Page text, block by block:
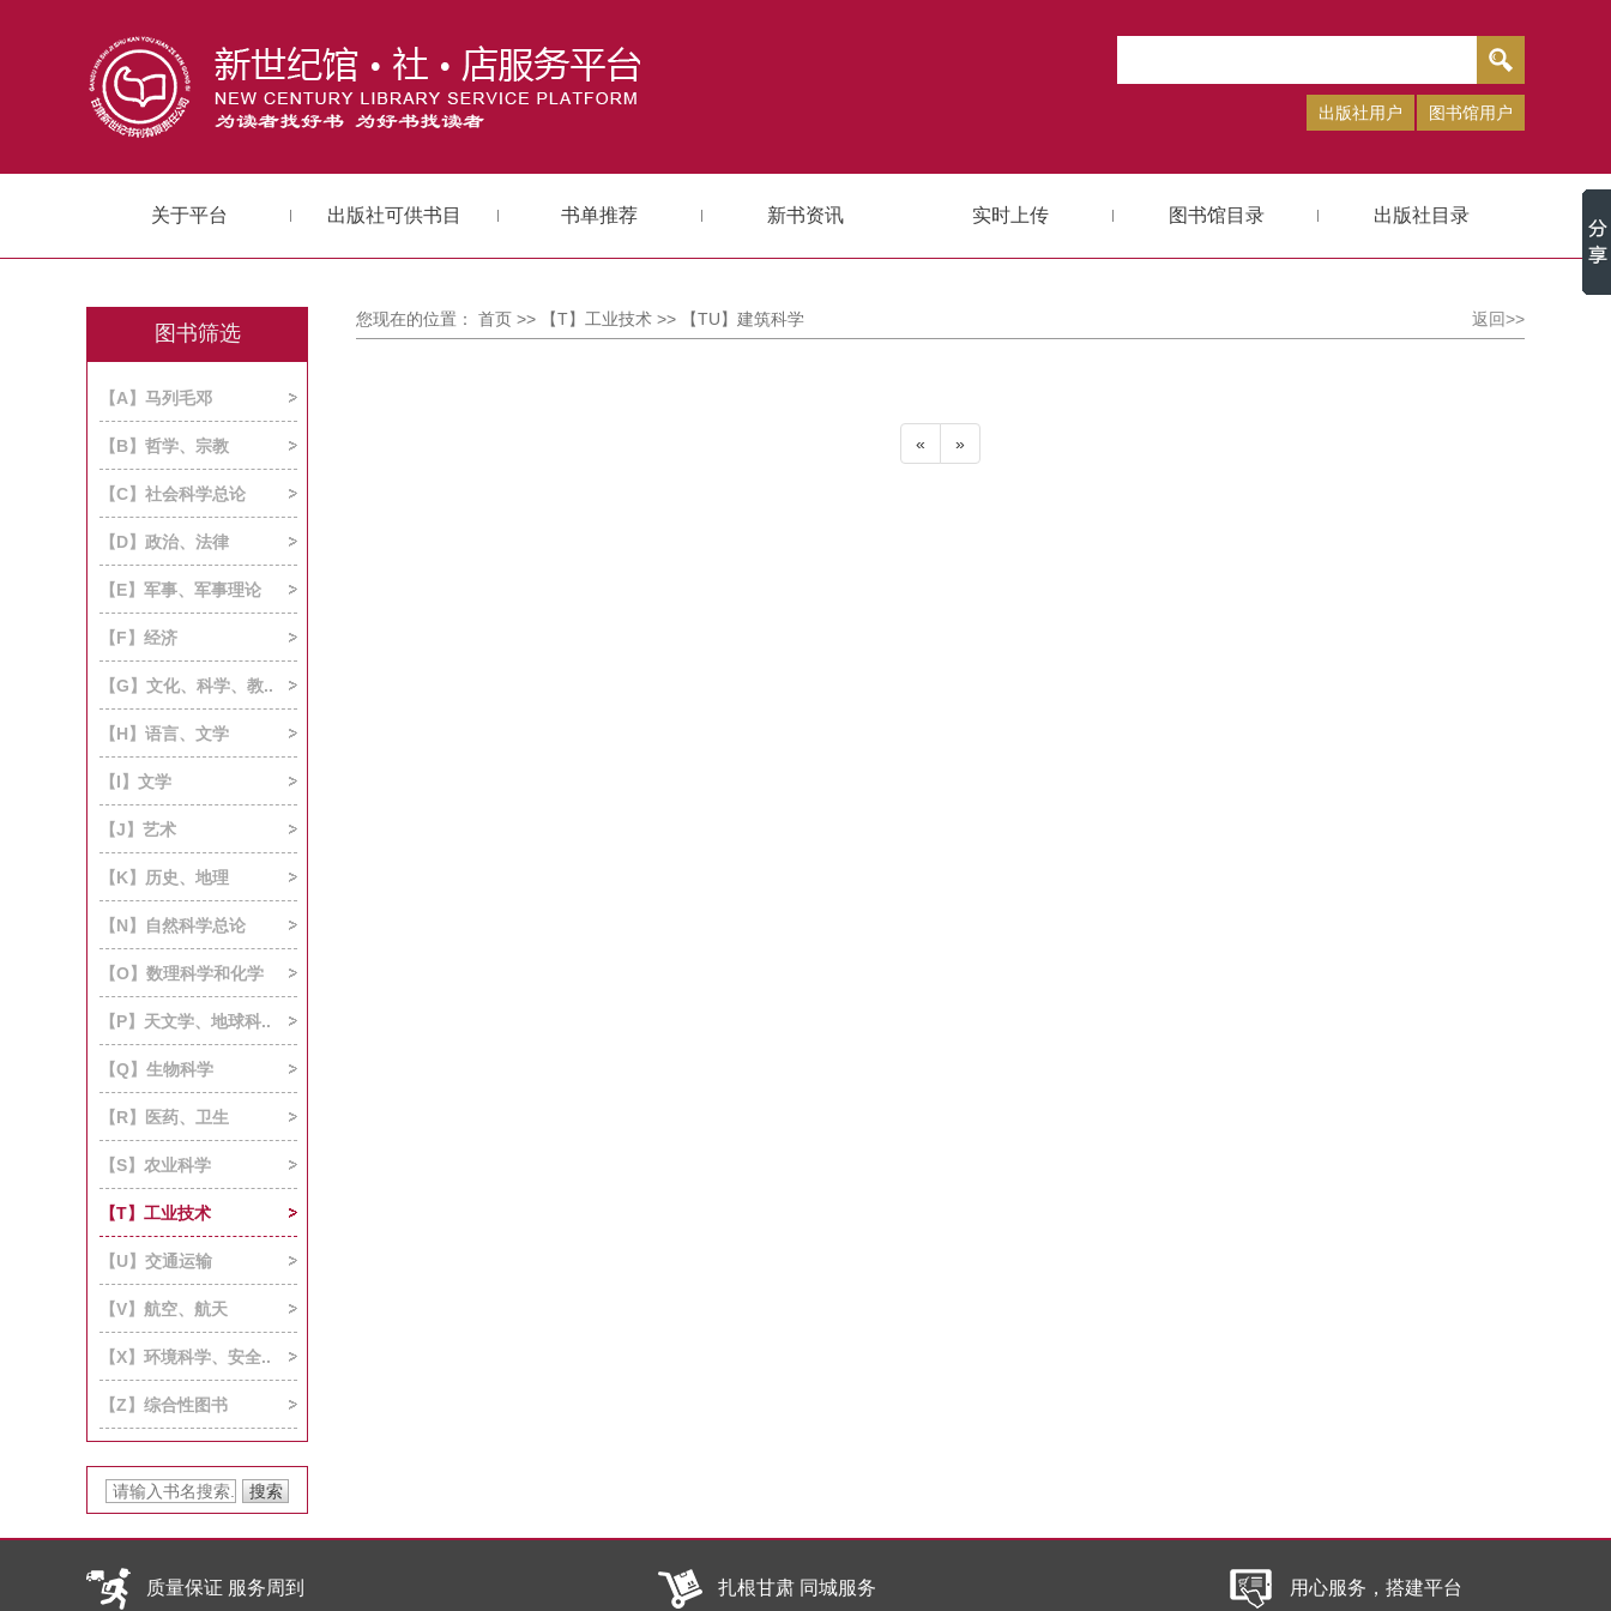
图书馆用户
出版社用户
关于平台 出版社可供书目 书单推荐 新书资讯 实时上传 图书馆目录 出版社目录
图书筛选
【A】马列毛邓
【B】哲学、宗教
【C】社会科学总论
【D】政治、法律
【E】军事、军事理论
【F】经济
【G】文化、科学、教..
【H】语言、文学
【I】文学
【J】艺术
【K】历史、地理
【N】自然科学总论
【O】数理科学和化学
【P】天文学、地球科..
【Q】生物科学
【R】医药、卫生
【S】农业科学
【T】工业技术
【U】交通运输
【V】航空、航天
【X】环境科学、安全..
【Z】综合性图书
您现在的位置： 首页 >> 【T】工业技术 >> 【TU】建筑科学 返回>>
« »
质量保证 服务周到 扎根甘肃 同城服务 用心服务，搭建平台